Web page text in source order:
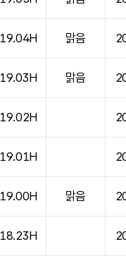
19.04H 맑음
19.03H 맑음
19.02H
19.01H
19.00H 맑음
18.23H